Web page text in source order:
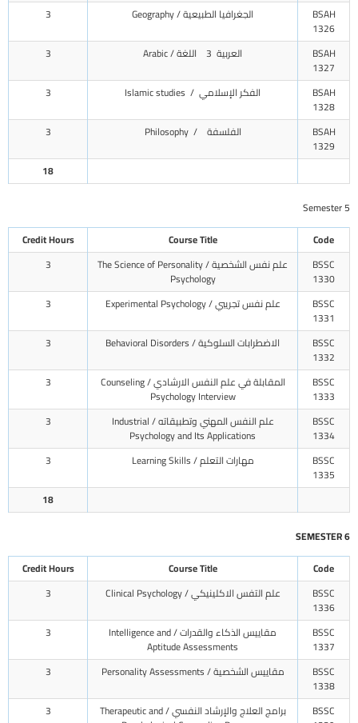
BSAH
1326
الجغرافيا الطبيعية / Geography 3
BSAH
1327
العربية 3 اللغة / Arabic 3
BSAH
1328
الفكر الإسلامي / Islamic studies 3
BSAH
1329
الفلسفة / Philosophy 3
18
Semester 5
Code
Course Title
Credit Hours
BSSC
1330
علم نفس الشخصية / The Science of Personality
Psychology
3
BSSC
1331
علم نفس تجريبي / Experimental Psychology 3
BSSC
1332
الاضطرابات السلوكية / Behavioral Disorders 3
BSSC
1333
المقابلة في علم النفس الارشادي / Counseling
Psychology Interview
3
BSSC
1334
علم النفس المهني وتطبيقاته / Industrial
Psychology and Its Applications
3
BSSC
1335
مهارات التعلم / Learning Skills 3
18
SEMESTER 6
Code
Course Title
Credit Hours
BSSC
1336
علم التفس الاكلينيكي / Clinical Psychology 3
BSSC
1337
مقاييس الذكاء والقدرات / Intelligence and
Aptitude Assessments
3
BSSC
1338
مقاييس الشخصية / Personality Assessments 3
BSSC برامج العلاج والإرشاد النفسي / Therapeutic and 3